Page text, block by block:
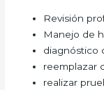
Revisión
Manejo de
diagnóstico
reemplazar
realizar